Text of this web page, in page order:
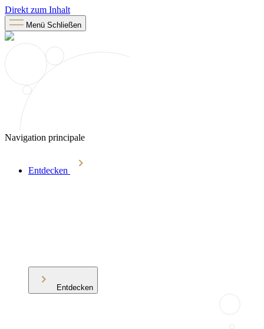
Direkt zum Inhalt
Menü Schließen
Navigation principale
Entdecken
Entdecken